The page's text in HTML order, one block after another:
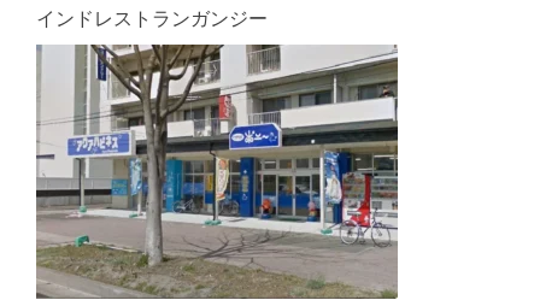
インドレストランガンジー